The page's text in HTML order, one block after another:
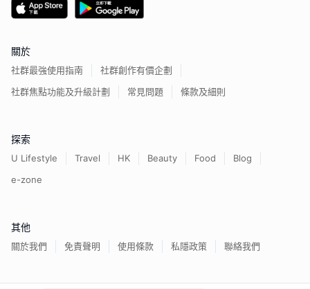
關於
社群最強使用指南
社群創作有價企劃
社群焦點功能及升級計劃
常見問題 條款及細則
探索
U Lifestyle Travel HK Beauty Food
Blog
e-zone
其他
關於我們 免責聲明 使用條款 私隱政策 聯絡我們